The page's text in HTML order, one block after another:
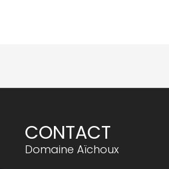
CONTACT
Domaine Aïchoux